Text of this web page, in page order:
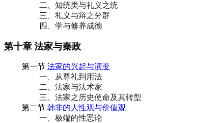
二、知统类与礼义之统
三、礼义与辩之分群
四、学与修养成德
第十章 法家与秦政
第一节 法家的兴起与演变
一、从尊礼到用法
二、法家与法术家
三、法家之历史使命及其转型
第二节 韩非的人性观与价值观
一、极端的性恶论